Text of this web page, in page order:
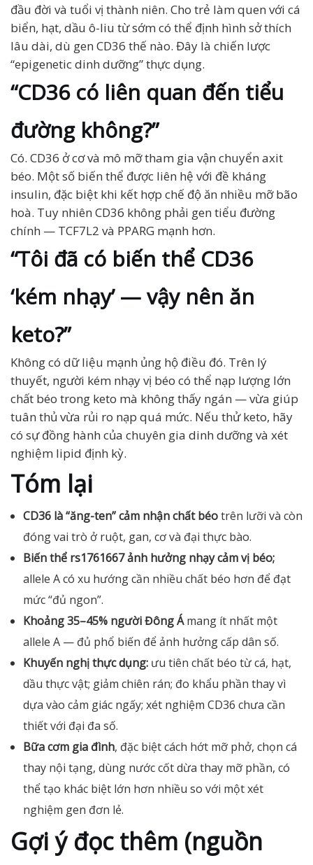
đầu đời và tuổi vị thành niên. Cho trẻ làm quen với cá
biển, hạt, dầu ô-liu từ sớm có thể định hình sở thích
lâu dài, dù gen CD36 thế nào. Đây là chiến lược
“epigenetic dinh dưỡng” thực dụng.
“CD36 có liên quan đến tiểu
đường không?”
Có. CD36 ở cơ và mô mỡ tham gia vận chuyển axit
béo. Một số biến thể được liên hệ với đề kháng
insulin, đặc biệt khi kết hợp chế độ ăn nhiều mỡ bão
hoà. Tuy nhiên CD36 không phải gen tiểu đường
chính — TCF7L2 và PPARG mạnh hơn.
“Tôi đã có biến thể CD36
‘kém nhạy’ — vậy nên ăn
keto?”
Không có dữ liệu mạnh ủng hộ điều đó. Trên lý
thuyết, người kém nhạy vị béo có thể nạp lượng lớn
chất béo trong keto mà không thấy ngán — vừa giúp
tuân thủ vừa rủi ro nạp quá mức. Nếu thử keto, hãy
có sự đồng hành của chuyên gia dinh dưỡng và xét
nghiệm lipid định kỳ.
Tóm lại
CD36 là “ăng-ten” cảm nhận chất béotrên lưỡi và còn
đóng vai trò ở ruột, gan, cơ và đại thực bào.
Biến thể rs1761667 ảnh hưởng nhạy cảm vị béo;
allele A có xu hướng cần nhiều chất béo hơn để đạt
mức “đủ ngon”.
Khoảng 35–45% người Đông Ámang ít nhất một
allele A — đủ phổ biến để ảnh hưởng cấp dân số.
Khuyến nghị thực dụng: ưu tiên chất béo từ cá, hạt,
dầu thực vật; giảm chiên rán; đo khẩu phần thay vì
dựa vào cảm giác ngấy; xét nghiệm CD36 chưa cần
thiết với đại đa số.
Bữa cơm gia đình, đặc biệt cách hớt mỡ phở, chọn cá
thay nội tạng, dùng nước cốt dừa thay mỡ phần, có
thể tạo khác biệt lớn hơn nhiều so với một xét
nghiệm gen đơn lẻ.
Gợi ý đọc thêm (nguồn